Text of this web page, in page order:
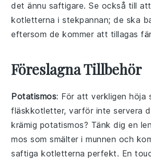
det ännu saftigare. Se också till
kotletterna i stekpannan; de ska
eftersom de kommer att tillagas
Föreslagna Tillbehör
Potatismos: För att verkligen höja
fläskkotletter, varför inte servera
krämig potatismos? Tänk dig en
mos som smälter i munnen och
saftiga kotletterna perfekt. En